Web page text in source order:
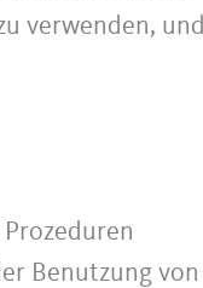
verwenden, und
Benutzung von